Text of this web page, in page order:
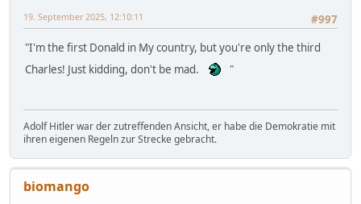
#997
19. September 2025, 12:10:11
"I'm the first Donald in My country, but you're only the third
Charles! Just kidding, don't be mad.
"
Adolf Hitler war der zutreffenden Ansicht, er habe die Demokratie mit
ihren eigenen Regeln zur Strecke gebracht.
biomango